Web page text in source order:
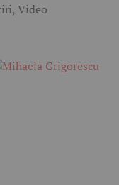
,Video